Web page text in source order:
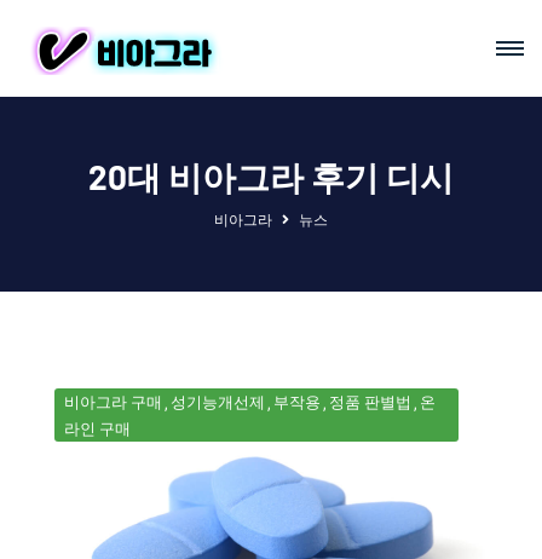
20대 비아그라 후기 디시
비아그라 뉴스
비아그라 구매 성기능개선제 부작용 정품 판별법
온
라인 구매